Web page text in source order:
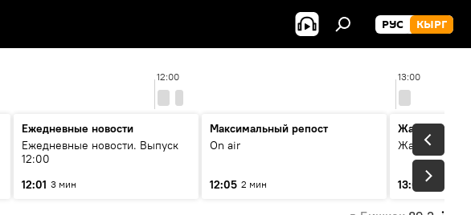
РУС КЫРГ
12:00 13:00
Ежедневные новости
Ежедневные новости. Выпуск
12:00
12:01 3 мин
Максимальный репост
On air
12:05 2 мин
Жаңылыктар
13:01 3 мин